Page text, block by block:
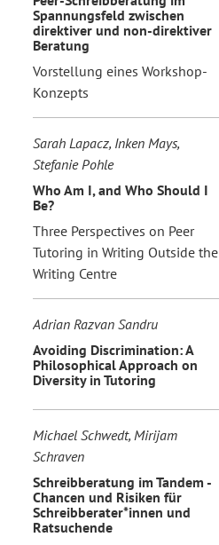
Spannungsfeld zwischen
direktiver und non-direktiver
Beratung
Vorstellung eines Workshop-
Konzepts
Sarah Lapacz, Inken Mays,
Stefanie Pohle
Who Am I, and Who Should I
Be?
Three Perspectives on Peer
Tutoring in Writing Outside the
Writing Centre
Adrian Razvan Sandru
Avoiding Discrimination: A
Philosophical Approach on
Diversity in Tutoring
Michael Schwedt, Mirijam
Schraven
Schreibberatung im Tandem -
Chancen und Risiken für
Schreibberater*innen und
Ratsuchende